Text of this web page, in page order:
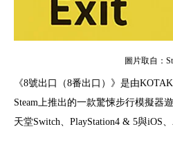
圖片取自：
《8號出口（8番出口）》是由
Steam上推出的一款驚悚步行模擬器
天堂Switch、PlayStation4 & 5與iOS